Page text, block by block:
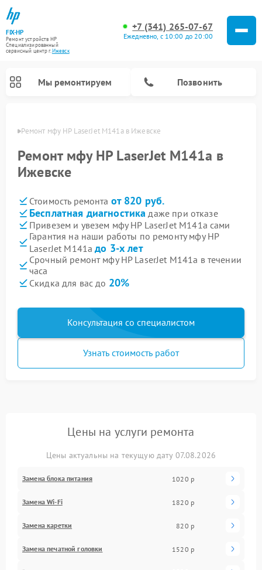
FIX-HP
Ремонт устройств HP
Специализированный
cервисный центр г.Ижевск
+7 (341) 265-07-67
Ежедневно, с 10:00 до 20:00
Мы ремонтируем Позвонить
Ремонт мфу HP LaserJet M141a в Ижевске
Ремонт мфу HP LaserJet M141a в
Ижевске
Стоимость ремонта от 820 руб.
Бесплатная диагностика даже при отказе
Привезем и увезем мфу HP LaserJet M141a сами
Гарантия на наши работы по ремонту мфу HP
LaserJet M141aдо 3-х лет
Срочный ремонт мфу HP LaserJet M141a в течении
часа
Скидка для вас до 20%
Консультация со специалистом
Узнать стоимость работ
Цены на услуги ремонта
Цены актуальны на текущую дату 07.08.2026
Замена блока питания 1020 р
Замена Wi-Fi 1820 р
Замена каретки 820 р
Замена печатной головки 1520 р